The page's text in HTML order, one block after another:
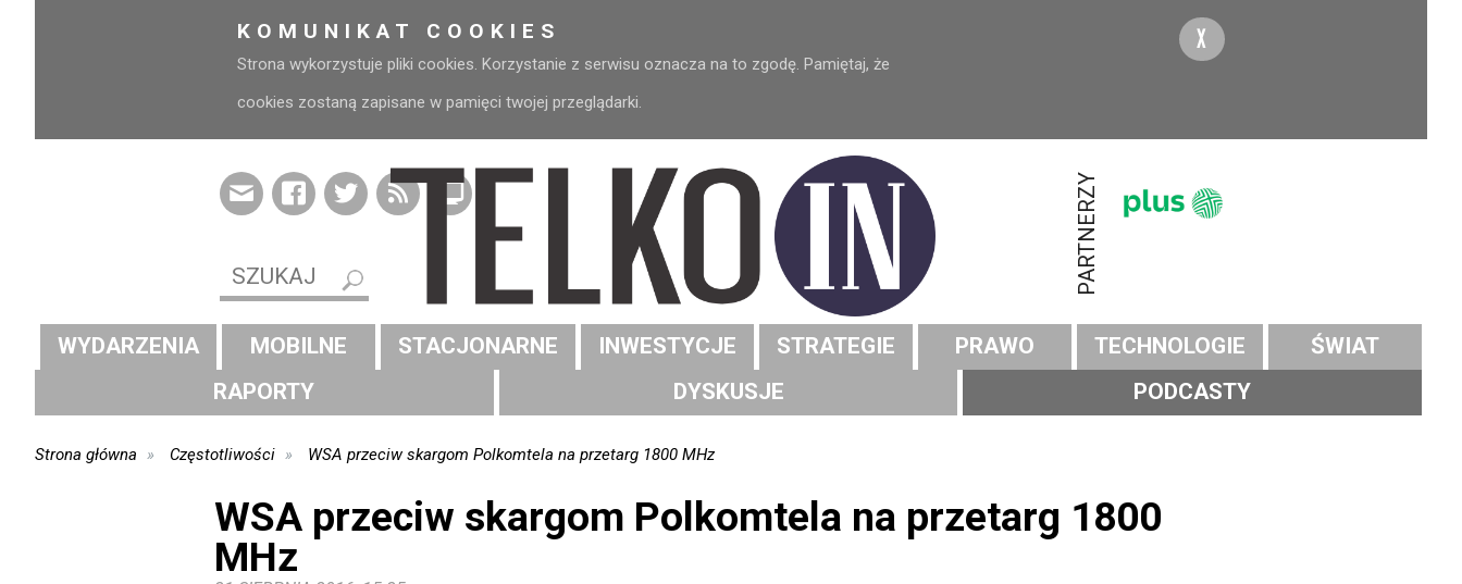
KOMUNIKAT COOKIES
Strona wykorzystuje pliki cookies. Korzystanie z serwisu oznacza na to zgodę. Pamiętaj, że
cookies zostaną zapisane w pamięci twojej przeglądarki.
X
PARTNERZY
WYDARZENIA MOBILNE STACJONARNE INWESTYCJE STRATEGIE PRAWO TECHNOLOGIE
ŚWIAT
RAPORTY
DYSKUSJE PODCASTY
Strona główna Częstotliwości WSA przeciw skargom Polkomtela na przetarg 1800 MHz
WSA przeciw skargom Polkomtela na przetarg 1800
MHz